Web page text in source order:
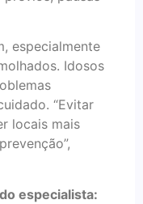
especialmente
Idosos
“Evitar
locais mais
especialista: